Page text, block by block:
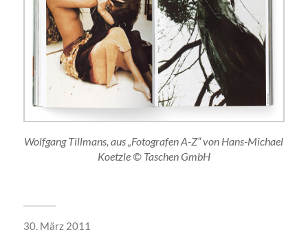
Wolfgang Tillmans, aus „Fotografen A-Z“ von Hans-Michael
Koetzle © Taschen GmbH
30. März 2011